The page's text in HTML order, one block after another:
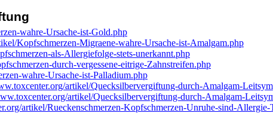
wahre-Ursache-ist-Gold.php
Kopfschmerzen-Migraene-wahre-Ursache-ist-Amalgam.php
als-Allergiefolge-stets-unerkannt.php
durch-vergessene-eitrige-Zahnstreifen.php
wahre-Ursache-ist-Palladium.php
artikel/Quecksilbervergiftung-durch-Amalgam-
artikel/Quecksilbervergiftung-durch-Amalgam-
artikel/Rueckenschmerzen-Kopfschmerzen-Unruhe-sind-Allergie-